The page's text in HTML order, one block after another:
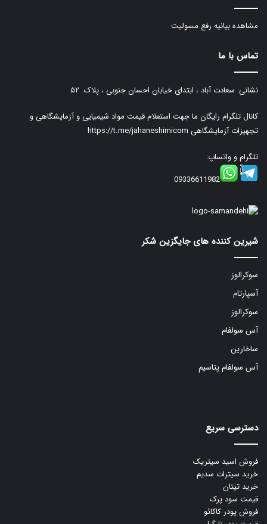
مشاهده بیانیه رفع مسولیت
تماس با ما
نشانی: سعادت آباد ، ابتدای خیابان احسان جنوبی ، پلاک ۵۲
کانال تلگرام رایگان ما جهت استعلام قیمت مواد شیمیایی و آزمایشگاهی و
تجهیزات آزمایشگاهی https://t.me/jahaneshimicom
تلگرام و واتساپ:
09336611982
شیرین کننده های جایگزین شکر
سوکرالوز
آسپارتام
سوکرالوز
آس سولفام
ساخارین
آس سولفام پتاسیم
دسترسی سریع
فروش اسید سیتریک
خرید سیترات سدیم
خرید تیتان
قیمت سود پرک
فروش پودر کاکائو